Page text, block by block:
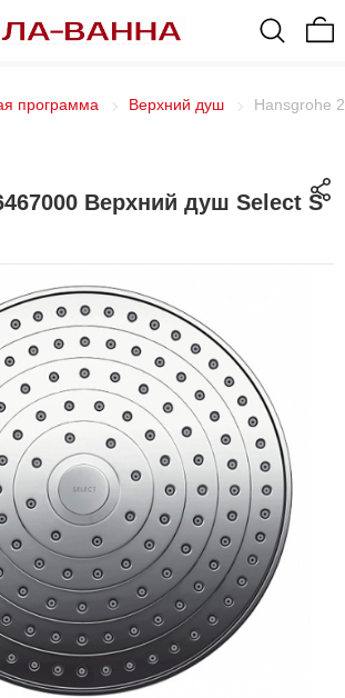
программа Верхний душ Hansgrohe
Верхний душ Select S